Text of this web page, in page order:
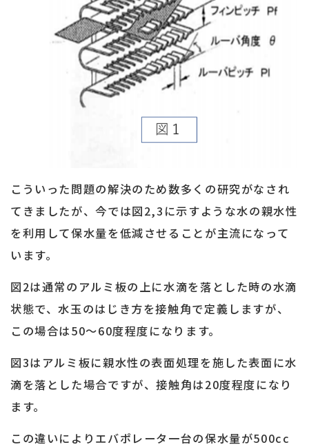
こういった問題の解決のため数多くの研究がなされ
てきましたが、今では図2,3に示すような水の親水性
を利用して保水量を低減させることが主流になって
います。
図2は通常のアルミ板の上に水滴を落とした時の水滴
状態で、水玉のはじき方を接触角で定義しますが、
この場合は50～60度程度になります。
図3はアルミ板に親水性の表面処理を施した表面に水
滴を落とした場合ですが、接触角は20度程度になり
ます。
この違いによりエバポレータ一台の保水量が500cc